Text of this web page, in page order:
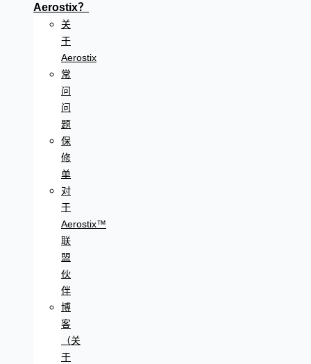
Aerostix？
关
于
Aerostix
常
问
问
题
保
修
单
对
于
Aerostix™
联
盟
伙
伴
博
客
（关
于